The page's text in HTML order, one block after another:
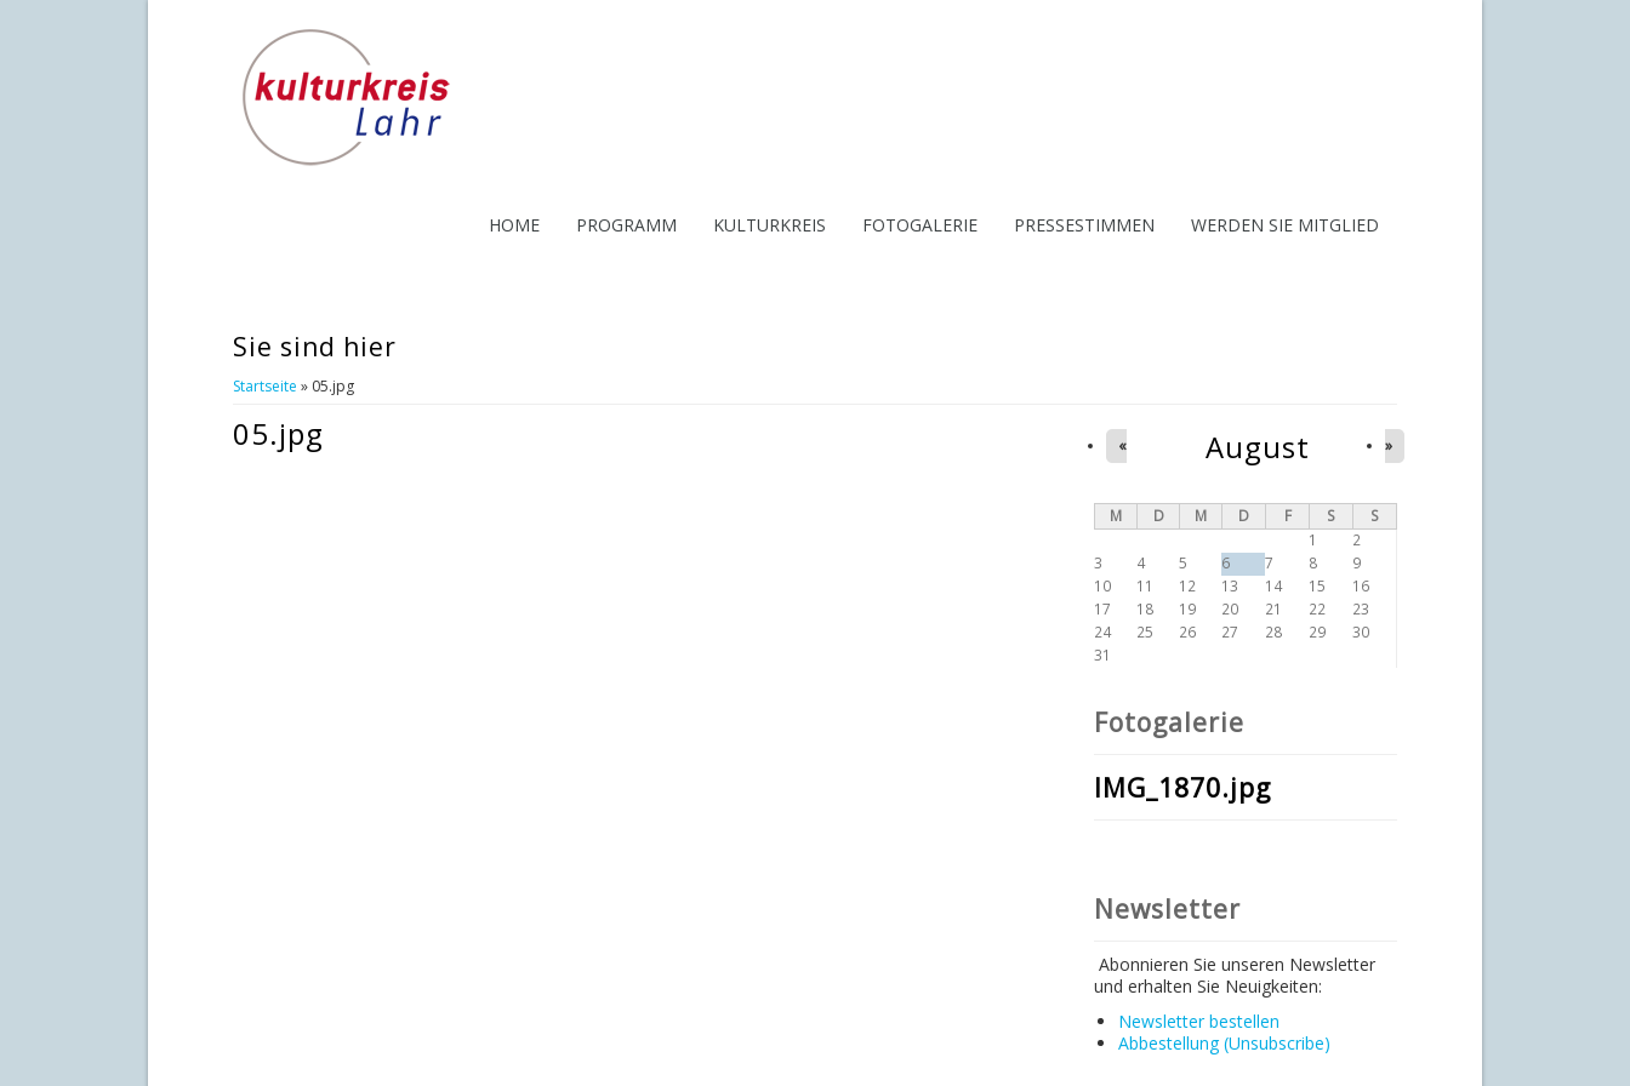
HOME PROGRAMM KULTURKREIS FOTOGALERIE PRESSESTIMMEN WERDEN SIE MITGLIED
Sie sind hier
Startseite » 05.jpg
05.jpg August
« »
M D M D F S
S
1
2
3
4 5 6 7 8
9
10
11 12 13 14 15
16
17
18 19 20 21 22
23
24
25 26 27 28 29
30
31
Fotogalerie
IMG_1870.jpg
Newsletter
Abonnieren Sie unseren Newsletter
und erhalten Sie Neuigkeiten:
Newsletter bestellen
Abbestellung (Unsubscribe)